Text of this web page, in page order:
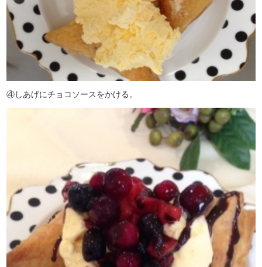
④しあげにチョコソースをかける。